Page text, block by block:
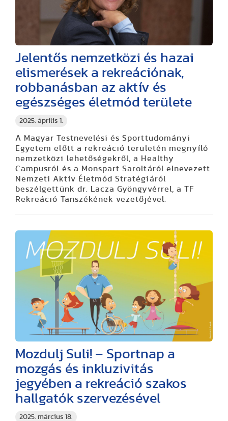
2025. április 1.
Jelentős nemzetközi és hazai
elismerések a rekreációnak,
robbanásban az aktív és
egészséges életmód területe
A Magyar Testnevelési és Sporttudományi
Egyetem előtt a rekreáció területén megnyíló
nemzetközi lehetőségekről, a Healthy
Campusról és a Monspart Saroltáról elnevezett
Nemzeti Aktív Életmód Stratégiáról
beszélgettünk dr. Lacza Gyöngyvérrel, a TF
Rekreáció Tanszékének vezetőjével.
2025. március 18.
Mozdulj Suli! – Sportnap a
mozgás és inkluzivitás
jegyében a rekreáció szakos
hallgatók szervezésével